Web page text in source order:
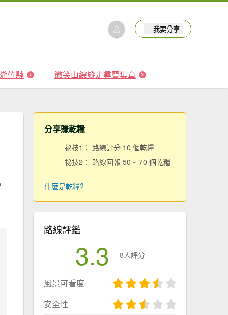
我要分享
竹縣 微笑山線縱走尋寶集章
分享賺乾糧
祕技1： 路線評分 10 個乾糧
祕技2： 路線回報 50 ~ 70 個乾糧
什麼是乾糧?
路線評鑑
3.3 8人評分
風景可看度
安全性